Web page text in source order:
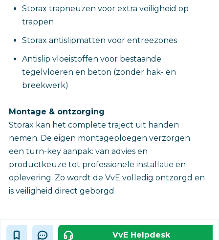
Storax trapneuzen voor extra veiligheid op
trappen
Storax antislipmatten voor entreezones
Antislip vloeistoffen voor bestaande
tegelvloeren en beton (zonder hak- en
breekwerk)
Montage & ontzorging
Storax kan het complete traject uit handen
nemen. De eigen montageploegen verzorgen
een turn-key aanpak: van advies en
productkeuze tot professionele installatie en
oplevering. Zo wordt de VvE volledig ontzorgd en
is veiligheid direct geborgd.
VvE Helpdesk